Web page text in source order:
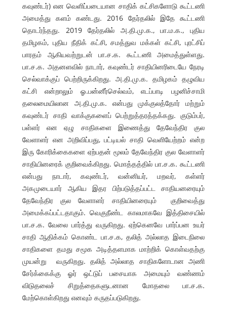
கவுண்டர்) என வெளிப்படையான சாதிக் கட்சிகளோடு கூட்டணி
அமைத்து களம் கண்டது. 2016 தேர்தலில் இதே கூட்டணி
தொடர்ந்தது. 2019 தேர்தலில் அ.தி.மு.க., பா.ம.க., புதிய
தமிழகம், புதிய நீதிக் கட்சி, சமத்துவ மக்கள் கட்சி, புரட்சிப்
பாரதம் ஆகியவற்றுடன் பா.ச.க. கூட்டணி அமைத்துள்ளது.
பா.ச.க. அதனளவில் நாடார், கவுண்டர் சாதியினரிடையே நேரடி
செல்வாக்குப் பெற்றிருக்கிறது. அ.தி.மு.க. தமிழகம் தழுவிய
கட்சி என்றாலும் ஓ.பன்னீர்செல்வம், எடப்பாடி பழனிச்சாமி
தலைமையிலான அ.தி.மு.க. என்பது முக்குலத்தோர் மற்றும்
கவுண்டர் சாதி வாக்குகளைப் பெற்றுத்தரத்தக்கது. குடும்பர்,
பள்ளர் என ஏழு சாதிகளை இணைத்து தேவேந்திர குல
வேளாளர் என அறிவிப்பது, பட்டியல் சாதி வெளியேற்றம் என்ற
இரு கோரிக்கைகளை ஏற்பதன் மூலம் தேவேந்திர குல வேளாளர்
சாதியினரைக் குறிவைக்கிறது. மொத்தத்தில் பா.ச.க. கூட்டணி
என்பது நாடார், கவுண்டர், வன்னியர், மறவர், கள்ளர்
அகமுடையார் ஆகிய இதர பிற்படுத்தப்பட்ட சாதியனரையும்
தேவேந்திர குல வேளாளர் சாதியினரையும் குறிவைத்து
அமைக்கப்பட்டதாகும். வெகுநீண்ட காலமாகவே இத்திசையில்
பா.ச.க. வேலை பார்த்து வருகிறது. ஏற்கெனவே பார்ப்பன உயர்
சாதி ஆதிக்கம் கொண்ட பா.ச.க, தலித் அல்லாத இடைநிலை
சாதிகளை தமது சமூக அடித்தளமாக மாற்றிக் கொள்வதற்கு
முயன்று வருகிறது. தலித் அல்லாத சாதிகளோடான அணி
சேர்க்கைக்கு ஓர் ஒட்டுப் பசையாக அமையும் வண்ணம்
விடுதலைச் சிறுத்தைகளுடனான மோதலை பா.ச.க.
மேற்கொள்கிறது எனவும் கருதப்படுகிறது.